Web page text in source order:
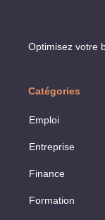
Optimisez votre
Catégories
Emploi
Entreprise
Finance
Formation